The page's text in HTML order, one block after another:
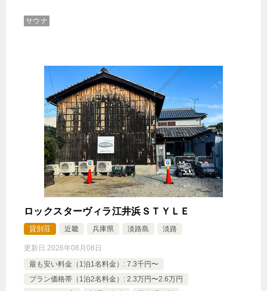
サウナ
ロックスターヴィラ江井浜ＳＴＹＬＥ
貸別荘 近畿 兵庫県 淡路島 淡路
更新日:2026年08月08日
最も安い料金（1泊1名料金）: 7.3千円〜
プラン価格帯（1泊2名料金）: 2.3万円〜2.6万円